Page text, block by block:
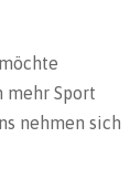
mehr Sport
nehmen sich